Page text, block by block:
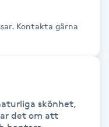
Kontakta gärna
skönhet,
det om att